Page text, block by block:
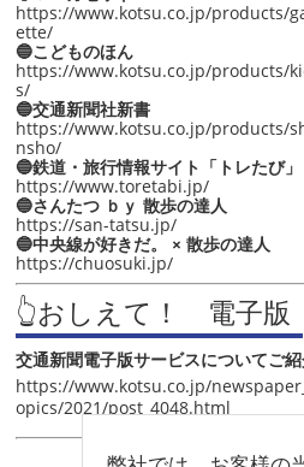
https://www.kotsu.co.jp/products/
ette/
🔵こどものほん
https://www.kotsu.co.jp/products/
s/
🔵交通新聞社新書
https://www.kotsu.co.jp/products/
nsho/
🔵鉄道・旅行情報サイト「トレたび」
https://www.toretabi.jp/
🔵さんたつ ｂｙ 散歩の達人
https://san-tatsu.jp/
🔵中央線が好きだ。 × 散歩の達人
https://chuosuki.jp/
👆おしえて！ 電子版
交通新聞電子版サービスについてご
https://www.kotsu.co.jp/
opics/2021/post_4048.html